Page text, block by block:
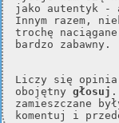
jako autentyk -
Innym razem,
trochę
bardzo zabawny.
Liczy się opinia
obojętny głosuj
zamieszczane
komentuj i